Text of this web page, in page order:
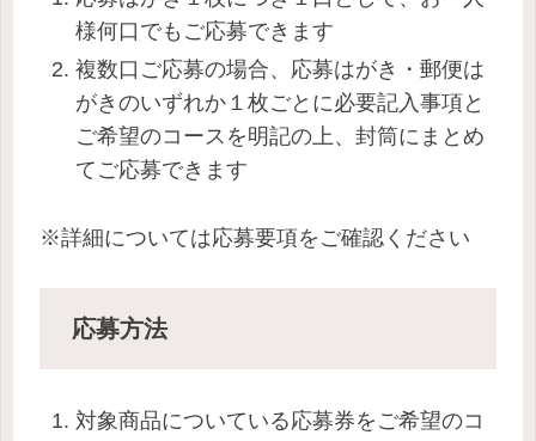
様何口でもご応募できます
複数口ご応募の場合、応募はがき・郵便は
がきのいずれか１枚ごとに必要記入事項と
ご希望のコースを明記の上、封筒にまとめ
てご応募できます
※詳細については応募要項をご確認ください
応募方法
対象商品についている応募券をご希望のコ